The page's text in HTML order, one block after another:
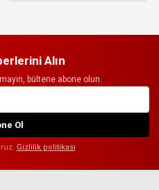
Alın
bültene abone olun.
Ol
Gizlilik politikası